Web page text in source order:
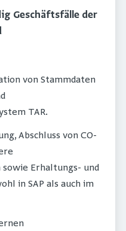
Geschäftsfälle der
von Stammdaten
TAR.
Abschluss von CO-
Erhaltungs- und
in SAP als auch im